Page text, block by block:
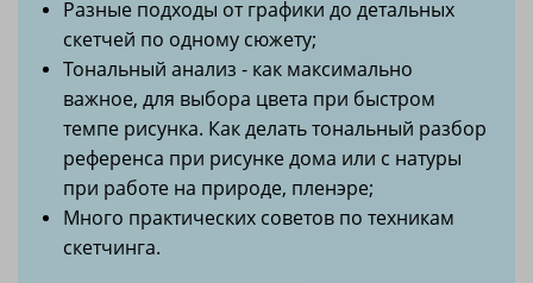
Разные подходы от графики до детальных
скетчей по одному сюжету;
Тональный анализ - как максимально
важное, для выбора цвета при быстром
темпе рисунка. Как делать тональный разбор
референса при рисунке дома или с натуры
при работе на природе, пленэре;
Много практических советов по техникам
скетчинга.